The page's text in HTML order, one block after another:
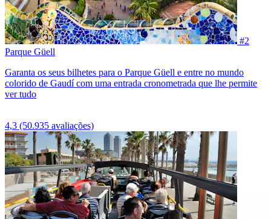
#2
Parque Güell
Garanta os seus bilhetes para o Parque Güell e entre no mundo
colorido de Gaudí com uma entrada cronometrada que lhe permite
ver tudo
4,3 (50.935 avaliações)